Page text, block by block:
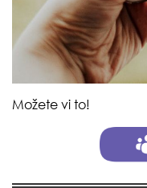
Možete vi to!